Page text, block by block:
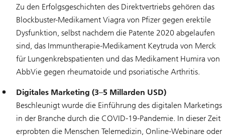
Zu den Erfolgsgeschichten des Direktvertriebs gehören das
Blockbuster-Medikament Viagra von Pfizer gegen erektile
Dysfunktion, selbst nachdem die Patente 2020 abgelaufen
sind, das Immuntherapie-Medikament Keytruda von Merck
für Lungenkrebspatienten und das Medikament Humira von
AbbVie gegen rheumatoide und psoriatische Arthritis.
Digitales Marketing (3–5 Millarden USD)
Beschleunigt wurde die Einführung des digitalen Marketings
in der Branche durch die COVID-19-Pandemie. In dieser Zeit
erprobten die Menschen Telemedizin, Online-Webinare oder